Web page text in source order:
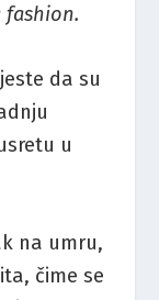
fashion.
da su
u
na umru,
čime se